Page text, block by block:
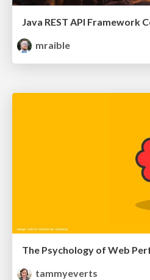
mraible
tammyeverts